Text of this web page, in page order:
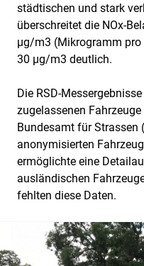
städtischen und stark
überschreitet die NOx-
µg/m3 (Mikrogramm pro
30 µg/m3 deutlich.
Die RSD-
zugelassenen
Bundesamt für Strassen
anonymisierten
ermöglichte eine
ausländischen
fehlten diese Daten.